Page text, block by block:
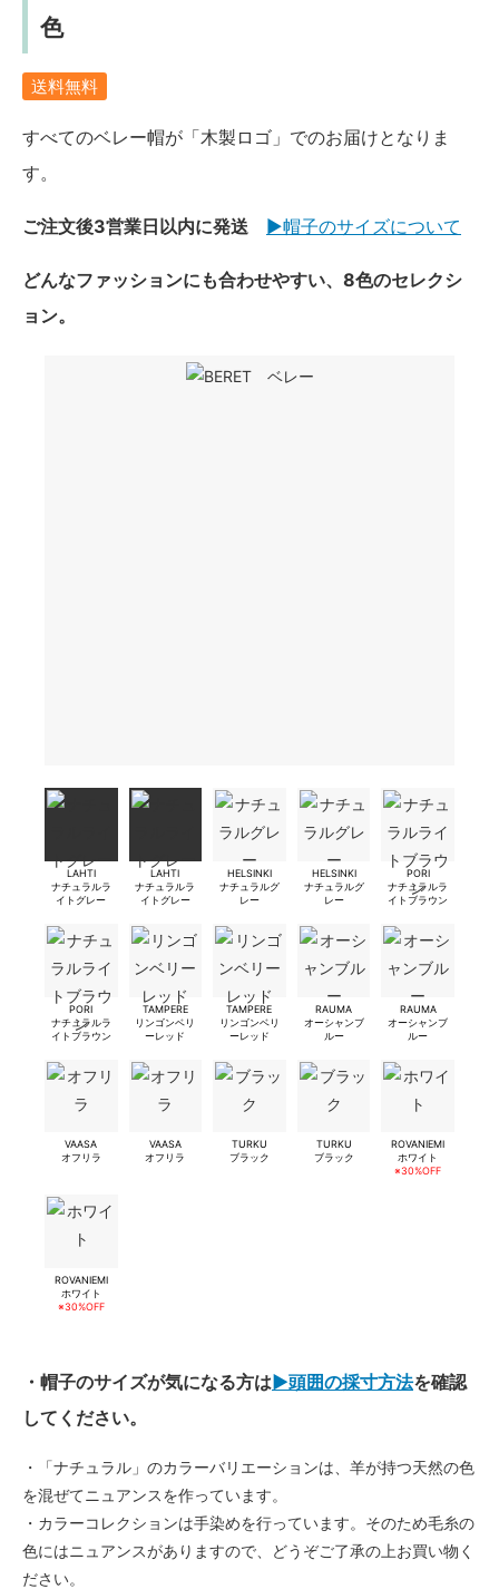
色
送料無料
すべてのベレー帽が「木製ロゴ」でのお届けとなりま
す。
ご注文後3営業日以内に発送 ▶︎帽子のサイズについて
どんなファッションにも合わせやすい、8色のセレクシ
ョン。
LAHTI
ナチュラルラ
イトグレー
LAHTI
ナチュラルラ
イトグレー
HELSINKI
ナチュラルグ
レー
HELSINKI
ナチュラルグ
レー
PORI
ナチュラルラ
イトブラウン
PORI
ナチュラルラ
イトブラウン
TAMPERE
リンゴンベリ
ーレッド
TAMPERE
リンゴンベリ
ーレッド
RAUMA
オーシャンブ
ルー
RAUMA
オーシャンブ
ルー
VAASA
オフリラ
VAASA
オフリラ
TURKU
ブラック
TURKU
ブラック
ROVANIEMI
ホワイト
※30%OFF
ROVANIEMI
ホワイト
※30%OFF
・帽子のサイズが気になる方は▶︎頭囲の採寸方法を確認
してください。
・「ナチュラル」のカラーバリエーションは、羊が持つ天然の色
を混ぜてニュアンスを作っています。
・カラーコレクションは手染めを行っています。そのため毛糸の
色にはニュアンスがありますので、どうぞご了承の上お買い物く
ださい。